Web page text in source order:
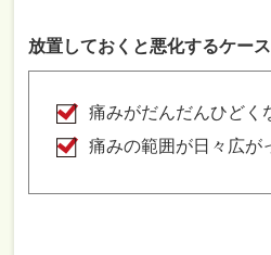
放置しておくと悪化するケース
痛みがだんだんひどく
痛みの範囲が日々広が